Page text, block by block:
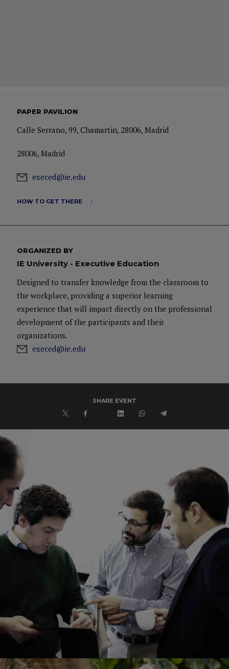
PAPER PAVILION
Calle Serrano, 99, Chamartin, 28006, Madrid
28006, Madrid
execed@ie.edu
HOW TO GET THERE
ORGANIZED BY
IE University - Executive Education
Designed to transfer knowledge from the classroom to
the workplace, providing a superior learning
experience that will impact directly on the professional
development of the participants and their
organizations.
execed@ie.edu
SHARE EVENT